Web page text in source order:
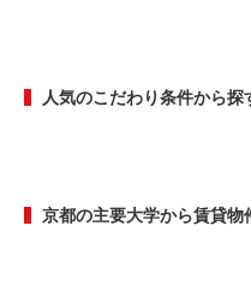
人気のこだわり条件から探
京都の主要大学から賃貸物